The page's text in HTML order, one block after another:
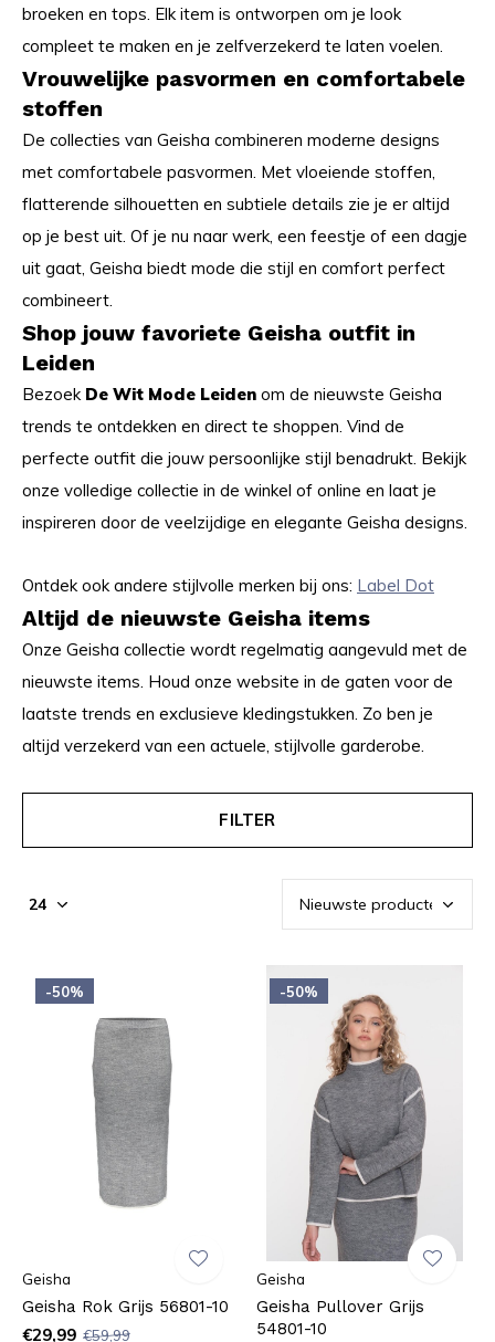
broeken en tops. Elk item is ontworpen om je look
compleet te maken en je zelfverzekerd te laten voelen.
Vrouwelijke pasvormen en comfortabele
stoffen
De collecties van Geisha combineren moderne designs
met comfortabele pasvormen. Met vloeiende stoffen,
flatterende silhouetten en subtiele details zie je er altijd
op je best uit. Of je nu naar werk, een feestje of een dagje
uit gaat, Geisha biedt mode die stijl en comfort perfect
combineert.
Shop jouw favoriete Geisha outfit in
Leiden
Bezoek De Wit Mode Leiden om de nieuwste Geisha
trends te ontdekken en direct te shoppen. Vind de
perfecte outfit die jouw persoonlijke stijl benadrukt. Bekijk
onze volledige collectie in de winkel of online en laat je
inspireren door de veelzijdige en elegante Geisha designs.
Ontdek ook andere stijlvolle merken bij ons: Label Dot
Altijd de nieuwste Geisha items
Onze Geisha collectie wordt regelmatig aangevuld met de
nieuwste items. Houd onze website in de gaten voor de
laatste trends en exclusieve kledingstukken. Zo ben je
altijd verzekerd van een actuele, stijlvolle garderobe.
FILTER
-50%
Geisha
Geisha Rok Grijs 56801-10
€29,99 €59,99
-50%
Geisha
Geisha Pullover Grijs
54801-10